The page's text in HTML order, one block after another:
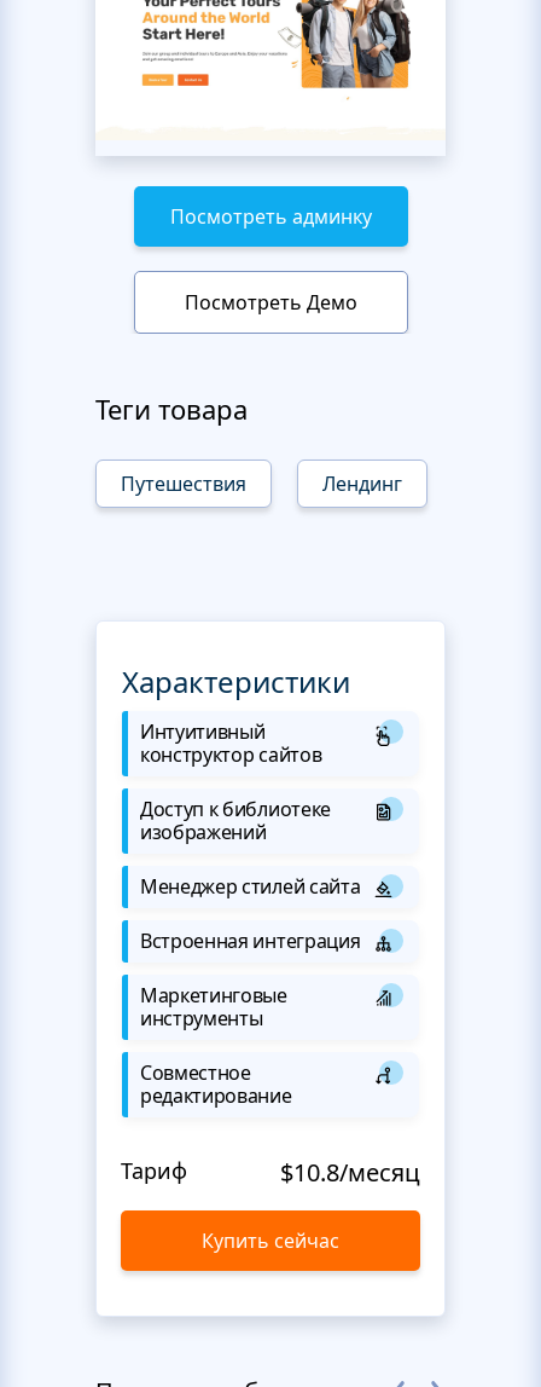
Посмотреть админку
Посмотреть Демо
Теги товара
Путешествия Лендинг
Характеристики
Интуитивный
конструктор сайтов
Доступ к библиотеке
изображений
Менеджер стилей сайта
Встроенная интеграция
Маркетинговые
инструменты
Совместное
редактирование
Тариф $10.8/месяц
Купить сейчас